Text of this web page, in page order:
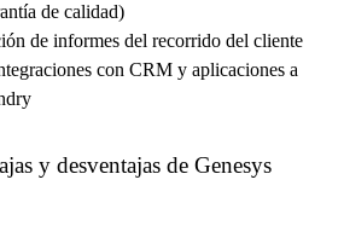
de calidad)
de informes del recorrido del cliente
con CRM y aplicaciones a
y desventajas de Genesys